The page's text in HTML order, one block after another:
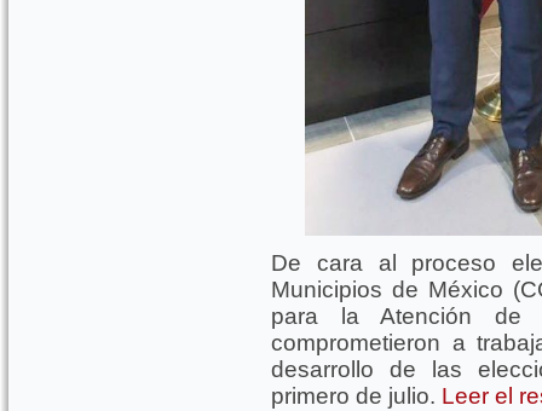
De cara al proceso
Municipios de México
para la Atención de
comprometieron a
desarrollo de las
primero de julio. Leer el